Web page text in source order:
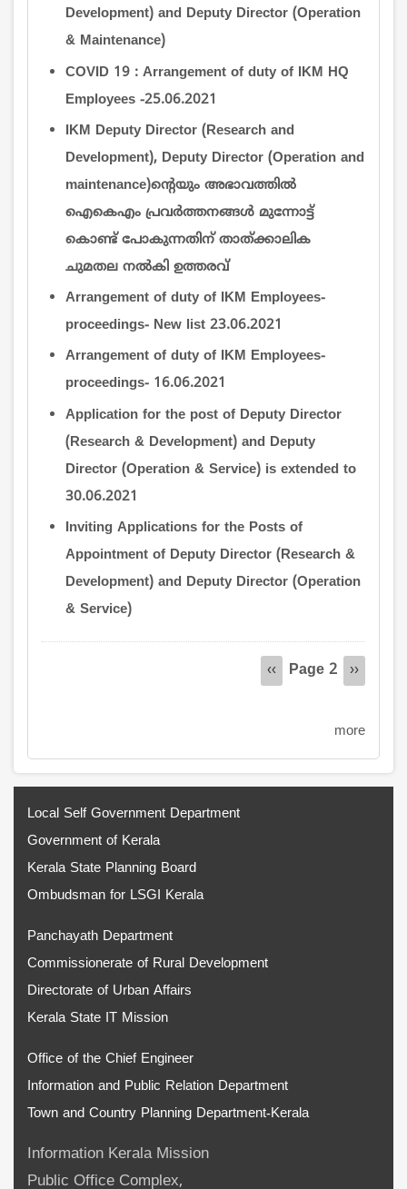
Development) and Deputy Director (Operation
& Maintenance)
COVID 19 : Arrangement of duty of IKM HQ
Employees -25.06.2021
IKM Deputy Director (Research and
Development), Deputy Director (Operation and
maintenance)ന്‍റെയും അഭാവത്തില്‍
ഐകെഎം പ്രവര്‍ത്തനങ്ങള്‍ മുന്നോട്ട്
കൊണ്ട് പോകുന്നതിന് താത്ക്കാലിക
ചുമതല നല്‍കി ഉത്തരവ്
Arrangement of duty of IKM Employees-
proceedings- New list 23.06.2021
Arrangement of duty of IKM Employees-
proceedings- 16.06.2021
Application for the post of Deputy Director
(Research & Development) and Deputy
Director (Operation & Service) is extended to
30.06.2021
Inviting Applications for the Posts of
Appointment of Deputy Director (Research &
Development) and Deputy Director (Operation
& Service)
Previous
‹‹ Page 2
Next
››
more
Local Self Government Department
Government of Kerala
Kerala State Planning Board
Ombudsman for LSGI Kerala
Panchayath Department
Commissionerate of Rural Development
Directorate of Urban Affairs
Kerala State IT Mission
Office of the Chief Engineer
Information and Public Relation Department
Town and Country Planning Department-Kerala
Information Kerala Mission
Public Office Complex,